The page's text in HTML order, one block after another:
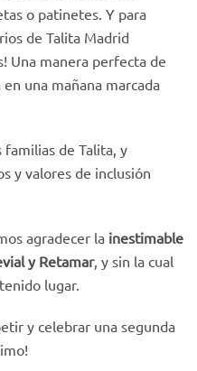
o patinetes. Y para
de Talita Madrid
Una manera perfecta de
una mañana marcada
familias de Talita, y
y valores de inclusión
agradecer la inestimable
y Retamar, y sin la cual
lugar.
y celebrar una segunda